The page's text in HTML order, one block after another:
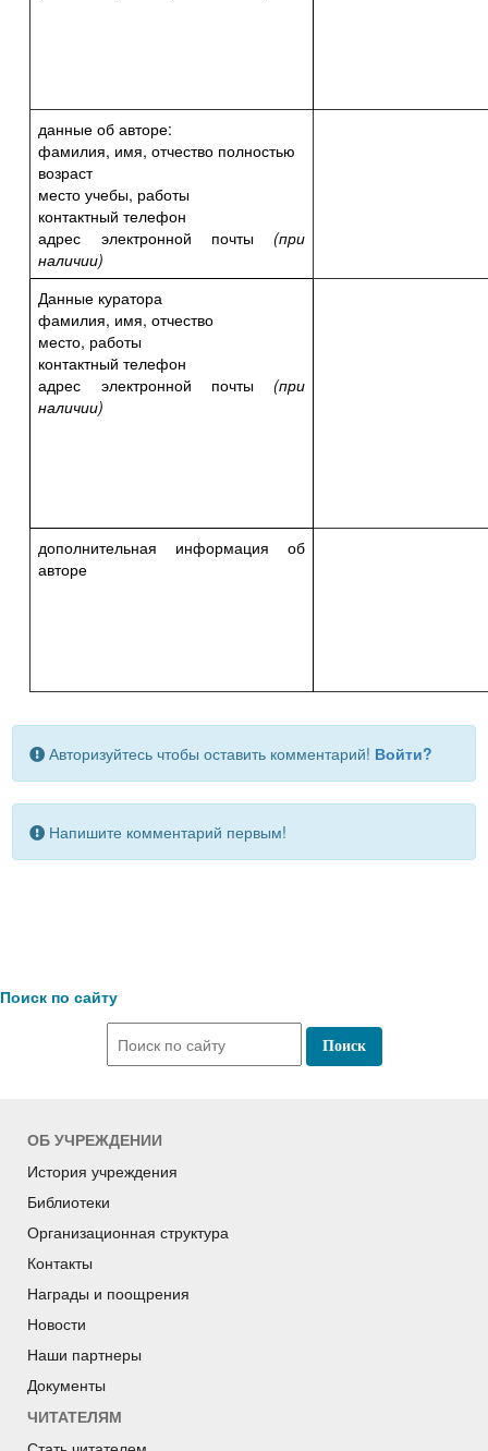
данные об авторе:
фамилия, имя, отчество полностью
возраст
место учебы, работы
контактный телефон
адрес электронной почты (при
наличии)
Данные куратора
фамилия, имя, отчество
место, работы
контактный телефон
адрес электронной почты (при
наличии)
дополнительная информация об
авторе
Авторизуйтесь чтобы оставить комментарий! Войти?
Напишите комментарий первым!
Поиск по сайту
ОБ УЧРЕЖДЕНИИ
История учреждения
Библиотеки
Организационная структура
Контакты
Награды и поощрения
Новости
Наши партнеры
Документы
ЧИТАТЕЛЯМ